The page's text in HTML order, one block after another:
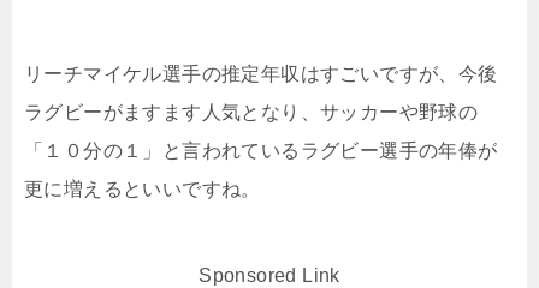
リーチマイケル選手の推定年収はすごいですが、今後
ラグビーがますます人気となり、サッカーや野球の
「１０分の１」と言われているラグビー選手の年俸が
更に増えるといいですね。
Sponsored Link